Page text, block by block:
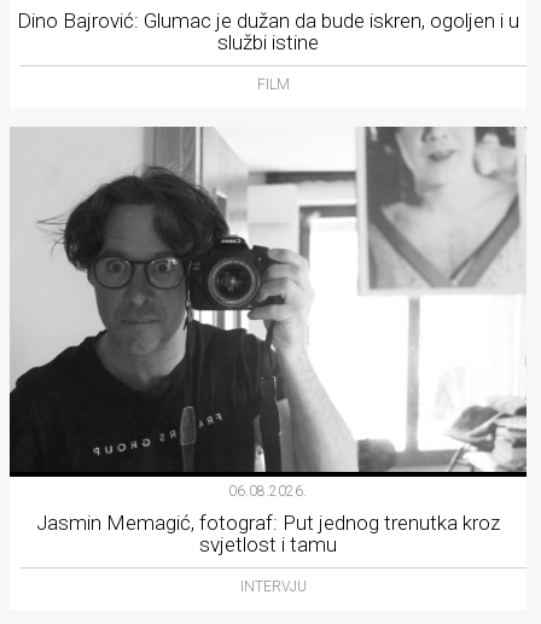
Dino Bajrović: Glumac je dužan da bude iskren, ogoljen i u
službi istine
FILM
06.08.2026.
Jasmin Memagić, fotograf: Put jednog trenutka kroz
svjetlost i tamu
INTERVJU